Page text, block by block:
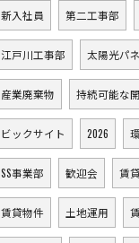
新入社員 第二工事部
江戸川工事部 太陽光パ
産業廃棄物 持続可能な
ビックサイト 2026
SS事業部 歓迎会 賃
賃貸物件 土地運用